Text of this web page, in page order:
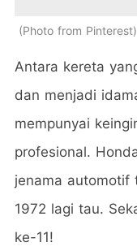
Photo from Pinterest
Antara kereta
dan menjadi
mempunyai
profesional.
jenama automotif
1972 lagi tau.
ke-11!